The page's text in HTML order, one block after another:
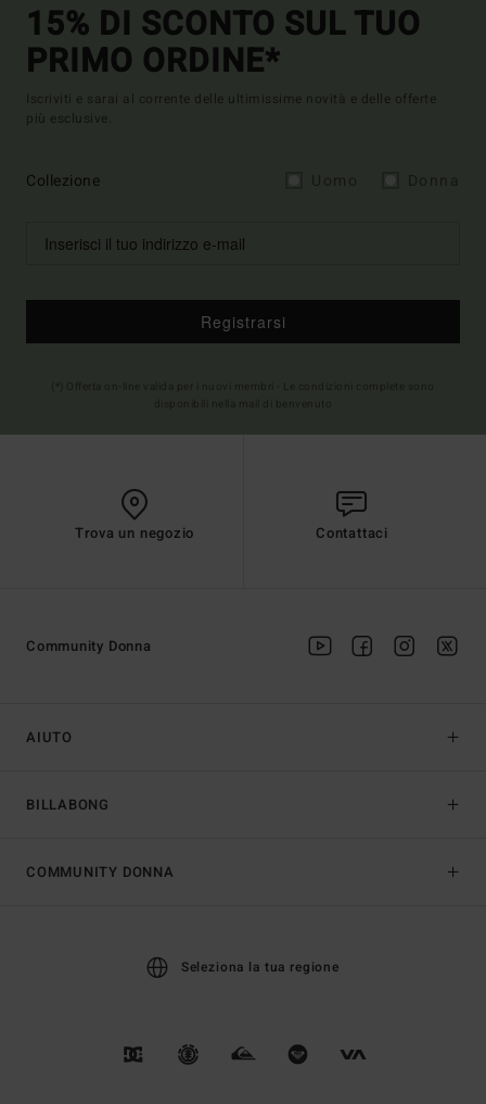
15% DI SCONTO SUL TUO
PRIMO ORDINE*
Iscriviti e sarai al corrente delle ultimissime novità e delle offerte
più esclusive.
Collezione
Registrarsi
Trova un negozio Contattaci
AIUTO
BILLABONG
Community Donna
COMMUNITY DONNA
Seleziona la tua regione